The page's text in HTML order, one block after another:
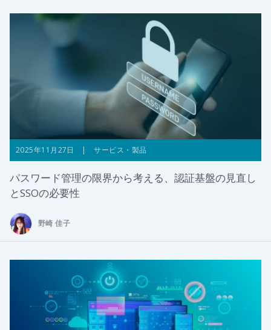
2025年11月27日 | サービス・製品
パスワード管理の限界から考える、認証基盤の見直し
とSSOの必要性
野崎 佳子